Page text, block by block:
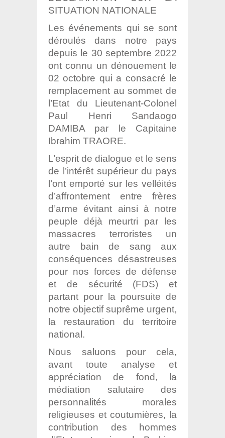
SITUATION NATIONALE
Les événements qui se sont
déroulés dans notre pays
depuis le 30 septembre 2022
ont connu un dénouement le
02 octobre qui a consacré le
remplacement au sommet de
l’Etat du Lieutenant-Colonel
Paul Henri Sandaogo
DAMIBA par le Capitaine
Ibrahim TRAORE.
L’esprit de dialogue et le sens
de l’intérêt supérieur du pays
l’ont emporté sur les velléités
d’affrontement entre frères
d’arme évitant ainsi à notre
peuple déjà meurtri par les
massacres terroristes un
autre bain de sang aux
conséquences désastreuses
pour nos forces de défense
et de sécurité (FDS) et
partant pour la poursuite de
notre objectif suprême urgent,
la restauration du territoire
national.
Nous saluons pour cela,
avant toute analyse et
appréciation de fond, la
médiation salutaire des
personnalités morales
religieuses et coutumières, la
contribution des hommes